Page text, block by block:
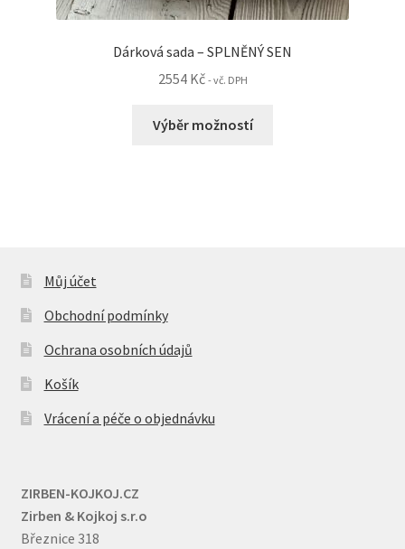
Dárková sada – SPLNĚNÝ SEN
2554 Kč - vč. DPH
Výběr možností
Můj účet
Obchodní podmínky
Ochrana osobních údajů
Košík
Vrácení a péče o objednávku
ZIRBEN-KOJKOJ.CZ
Zirben & Kojkoj s.r.o
Březnice 318